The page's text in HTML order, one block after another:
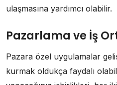
ulaşmasına yardımcı olabilir.
Pazarlama ve İş
Pazara özel uygulamalar
kurmak oldukça faydalı